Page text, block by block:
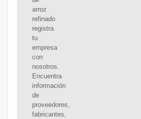
arroz
refinado
registra
tu
empresa
con
nosotros.
Encuentra
información
de
proveedores,
fabricantes,